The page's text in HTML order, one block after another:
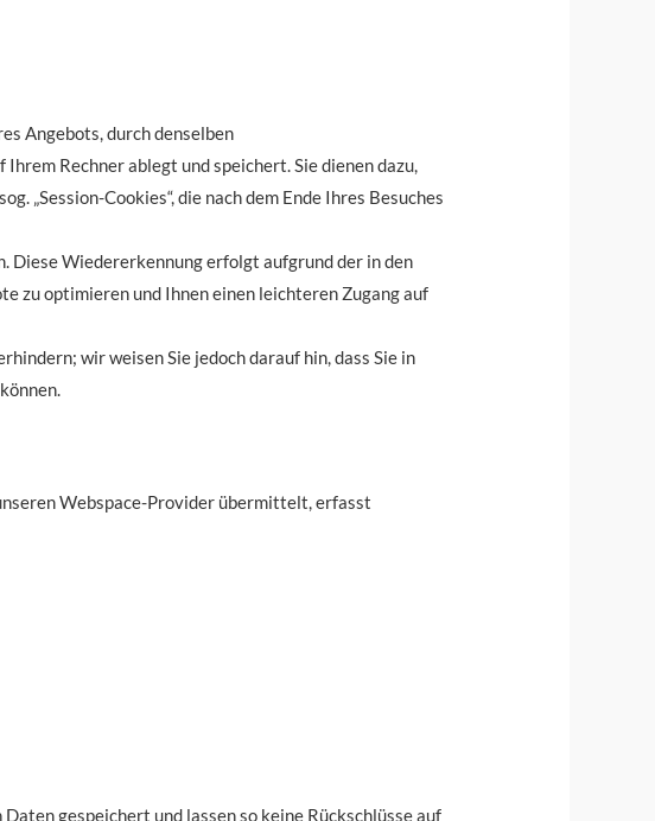
Angebots, durch denselben
Rechner ablegt und speichert. Sie dienen dazu,
„Session-Cookies“, die nach dem Ende Ihres Besuches
Diese Wiedererkennung erfolgt aufgrund der in den
zu optimieren und Ihnen einen leichteren Zugang auf
wir weisen Sie jedoch darauf hin, dass Sie in
Webspace-Provider übermittelt, erfasst
gespeichert und lassen so keine Rückschlüsse auf